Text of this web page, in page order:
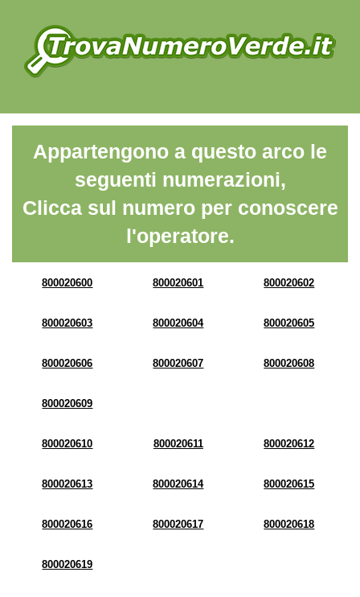
Appartengono a questo arco le
seguenti numerazioni,
Clicca sul numero per conoscere
l'operatore.
800020600 800020601 800020602
800020603 800020604 800020605
800020606 800020607 800020608
800020609
800020610 800020611 800020612
800020613 800020614 800020615
800020616 800020617 800020618
800020619